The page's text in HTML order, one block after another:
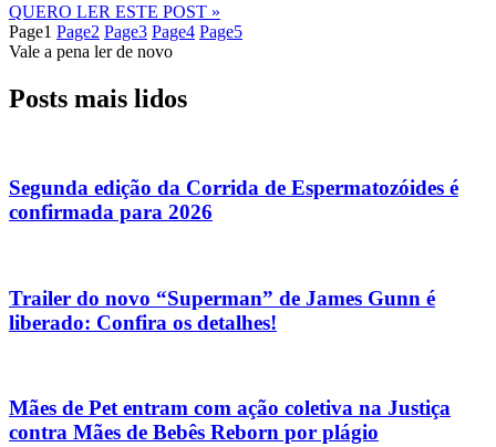
QUERO LER ESTE POST »
Page1 Page2 Page3 Page4 Page5
Vale a pena ler de novo
Posts mais lidos
Segunda edição da Corrida de Espermatozóides é
confirmada para 2026
Trailer do novo “Superman” de James Gunn é
liberado: Confira os detalhes!
Mães de Pet entram com ação coletiva na Justiça
contra Mães de Bebês Reborn por plágio